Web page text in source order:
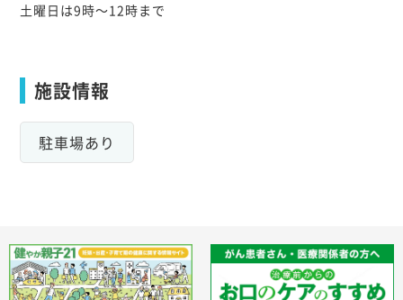
土曜日は9時～12時まで
施設情報
駐車場あり